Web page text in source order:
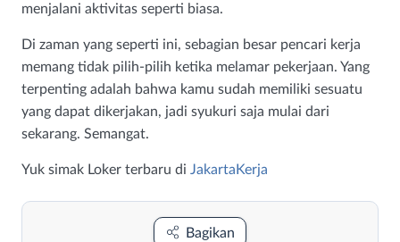
menjalani aktivitas seperti biasa.
Di zaman yang seperti ini, sebagian besar pencari kerja
memang tidak pilih-pilih ketika melamar pekerjaan. Yang
terpenting adalah bahwa kamu sudah memiliki sesuatu
yang dapat dikerjakan, jadi syukuri saja mulai dari
sekarang. Semangat.
Yuk simak Loker terbaru di JakartaKerja
Bagikan